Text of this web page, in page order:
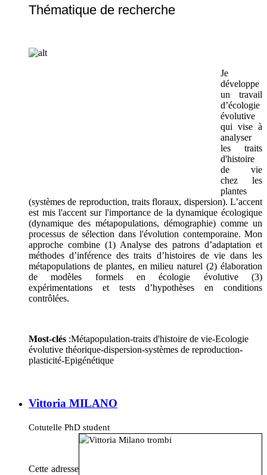
Thématique de recherche
Je
développe
un travail
d’écologie
évolutive
qui vise à
analyser
les traits
d'histoire
de vie
chez les
plantes
(systèmes de reproduction, traits floraux, dispersion). L’accent
est mis l'accent sur l'importance de la dynamique écologique
(dynamique des métapopulations, démographie) comme un
processus de sélection dans l'évolution contemporaine. Mon
approche combine (1) Analyse des patrons d’adaptation et
méthodes d’inférence des traits d’histoires de vie dans les
métapopulations de plantes, en milieu naturel (2) élaboration
de modèles formels en écologie évolutive (3)
expérimentations et tests d’hypothèses en conditions
contrôlées.
Most-clés :Métapopulation-traits d'histoire de vie-Ecologie
évolutive théorique-dispersion-systèmes de reproduction-
plasticité-Epigénétique
Vittoria MILANO
Cotutelle PhD student
Cette adresse